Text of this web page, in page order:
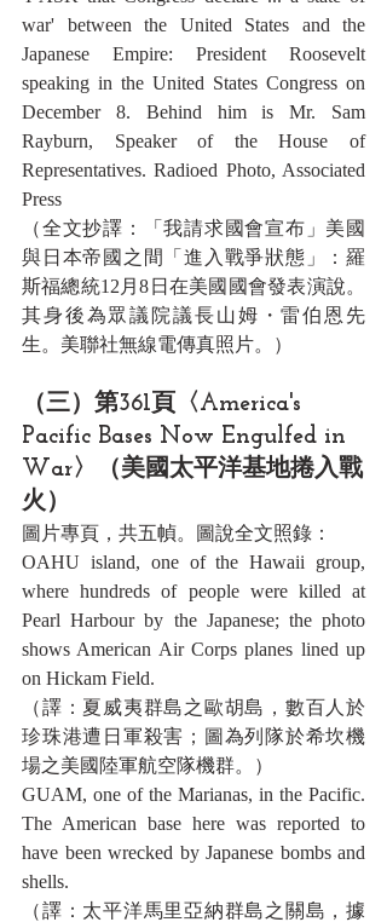
war' between the United States and the
Japanese Empire: President Roosevelt
speaking in the United States Congress on
December 8. Behind him is Mr. Sam
Rayburn, Speaker of the House of
Representatives. Radioed Photo, Associated
Press
（全文抄譯：「我請求國會宣布」美國
與日本帝國之間「進入戰爭狀態」：羅
斯福總統12月8日在美國國會發表演說。
其身後為眾議院議長山姆・雷伯恩先
生。美聯社無線電傳真照片。）
（三）第361頁〈America's
Pacific Bases Now Engulfed in
War〉（美國太平洋基地捲入戰
火）
圖片專頁，共五幀。圖說全文照錄：
OAHU island, one of the Hawaii group,
where hundreds of people were killed at
Pearl Harbour by the Japanese; the photo
shows American Air Corps planes lined up
on Hickam Field.
（譯：夏威夷群島之歐胡島，數百人於
珍珠港遭日軍殺害；圖為列隊於希坎機
場之美國陸軍航空隊機群。）
GUAM, one of the Marianas, in the Pacific.
The American base here was reported to
have been wrecked by Japanese bombs and
shells.
（譯：太平洋馬里亞納群島之關島，據